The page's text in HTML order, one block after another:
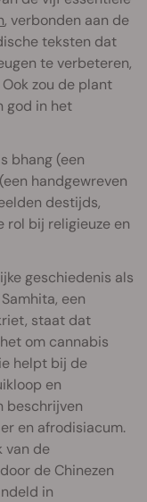
, verbonden aan de
teksten dat
te verbeteren,
zou de plant
god in het
bhang (een
handgewreven
destijds,
rol bij religieuze en
geschiedenis als
een
staat dat
om cannabis
helpt bij de
en
beschrijven
en afrodisiacum.
van de
de Chinezen
in